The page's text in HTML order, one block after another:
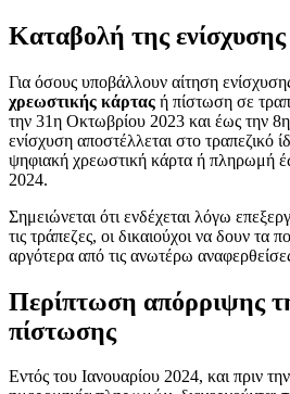
Καταβολή της ενίσχυσης
Για όσους υποβάλλουν αίτηση
χρεωστικής κάρτας ή πίστωση σε
την 31η Οκτωβρίου 2023 και έως την
ενίσχυση αποστέλλεται στο τραπεζικό
ψηφιακή χρεωστική κάρτα ή πληρωμή
2024.
Σημειώνεται ότι ενδέχεται λόγω
τις τράπεζες, οι δικαιούχοι να δουν τα
αργότερα από τις ανωτέρω
Περίπτωση απόρριψης
πίστωσης
Εντός του Ιανουαρίου 2024, και πριν